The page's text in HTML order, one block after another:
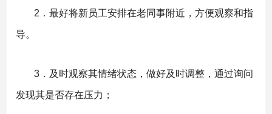
2．最好将新员工安排在老同事附近，方便观察和指
导。
3．及时观察其情绪状态，做好及时调整，通过询问
发现其是否存在压力；